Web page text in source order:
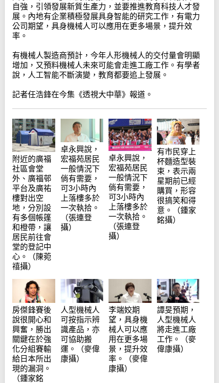
自強，引領發展新質生產力，並要推進教育科技人才發
展。內地有企業積極發展具身智能的研究工作，有電力
公司期望，具身機械人可以應用在更多場景，提升效
率。
有機械人製造商預計，今年人形機械人的交付量會明顯
增加，又預料機械人未來可能會走進工廠工作。有學者
說，人工智能不斷演變，教育都要追上發展。
記者任浩鋒在今集《透視大中華》報道。
附近的廣福
社區會堂
外、廣福邨
平台及廣祐
樓對出空
地，分別設
有多個帳篷
和橙帶，讓
居民前往會
堂的登記中
心。（陳菀
禧攝）
卓永興說，
宏福苑居民
一般情況下
倘有需要，
可3小時內
上落樓多於
一次執拾。
（張連登
攝）
卓永興說，
宏福苑居民
一般情況下
倘有需要，
可3小時內
上落樓多於
一次執拾。
（張連登
攝）
有市民穿上
杯麵造型裝
束，表示兩
星期前已經
購買，形容
很搞笑和得
意。（鍾家
銘攝）
房傑鋒賽後
說很開心和
興奮，勝出
關鍵在於強
化分組賽輸
給日本所出
現的漏洞。
（鍾家銘
人型機械人
可按指示辨
識產品，亦
可協助搬
運。（麥偉
康攝）
李端姣期
望，具身機
械人可以應
用在更多場
景，提升效
率。（麥偉
康攝）
譚旻預期，
人型機械人
將走進工廠
工作。（麥
偉康攝）